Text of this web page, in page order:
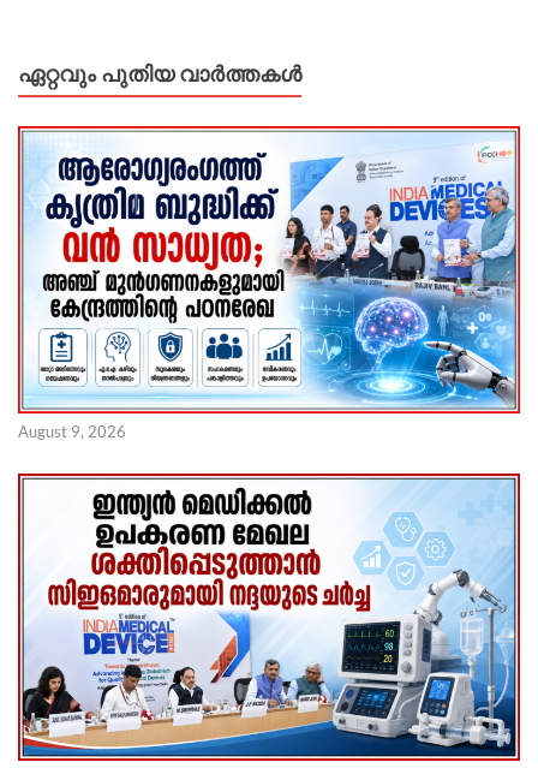
ഏറ്റവും പുതിയ വാർത്തകൾ
August 9, 2026